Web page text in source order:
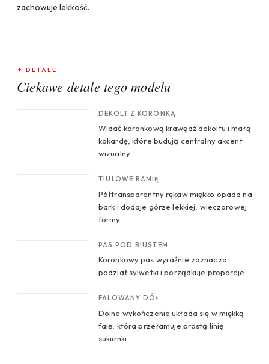
zachowuje lekkość.
✦ DETALE
Ciekawe detale tego modelu
DEKOLT Z KORONKĄ
Widać koronkową krawędź dekoltu i małą
kokardę, które budują centralny akcent
wizualny.
TIULOWE RAMIĘ
Półtransparentny rękaw miękko opada na
bark i dodaje górze lekkiej, wieczorowej
formy.
PAS POD BIUSTEM
Koronkowy pas wyraźnie zaznacza
podział sylwetki i porządkuje proporcje.
FALOWANY DÓŁ
Dolne wykończenie układa się w miękką
falę, która przełamuje prostą linię
sukienki.